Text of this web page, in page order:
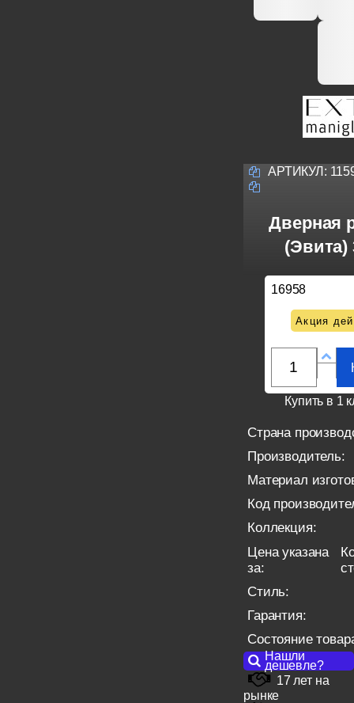
АРТИКУЛ:
Дверная
(Эвита)
16958
Акция
Купить в 1
Страна
Производитель:
Материал
Код
Коллекция:
Цена указана
за:
Стиль:
Гарантия:
Состояние
Нашли
дешевле?
17 лет на
рынке